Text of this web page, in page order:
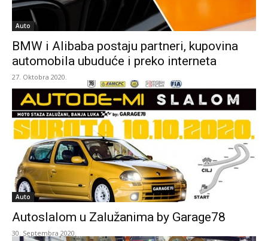
Auto
BMW i Alibaba postaju partneri, kupovina
automobila ubuduće i preko interneta
27. Oktobra 2020.
Auto
Autoslalom u Zalužanima by Garage78
30. Septembra 2020.